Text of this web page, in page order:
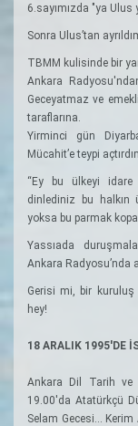
6.sayımızda "ya Ulus
Sonra Ulus’tan
TBMM kulisinde bir
Ankara
Geceyatmaz ve
taraflarına.
Yirminci gün
Mücahit’e teypi
“Ey bu ülkeyi
dinlediniz bu halkın
yoksa bu parmak
Yassıada
Ankara Radyosu’nda
Gerisi mi, bir kuruluş
hey!
18 ARALIK 1995'DE
Ankara Dil Tarih ve
19.00'da Atatürkçü
Selam Gecesi... Kerim